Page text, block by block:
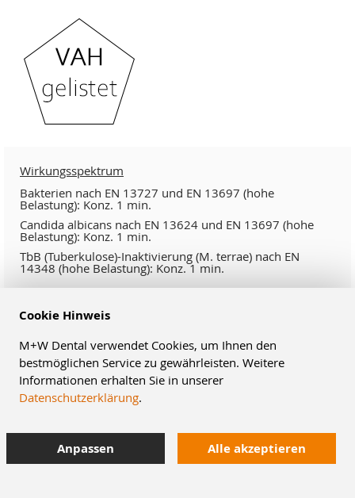
Cookie Hinweis
M+W Dental verwendet Cookies, um Ihnen den
bestmöglichen Service zu gewährleisten. Weitere
Informationen erhalten Sie in unserer
Datenschutzerklärung.
Anpassen Alle akzeptieren
Wirkungsspektrum
Bakterien nach EN 13727 und EN 13697 (hohe
Belastung): Konz. 1 min.
Candida albicans nach EN 13624 und EN 13697 (hohe
Belastung): Konz. 1 min.
TbB (Tuberkulose)-Inaktivierung (M. terrae) nach EN
14348 (hohe Belastung): Konz. 1 min.
Behüllte Viren (z.B. HBV, HIV, HCV) gemäß DVV (2012) mit
hoher Belastung: Konz. 1 min.
Adeno-Viren (EN 14476, hohe Belastung): Konz. 1 min.
Noro-Viren (EN 14476, hohe Belastung): Konz. 1 min.
Rota-Viren (EN 14476, hohe Belastung): Konz. 1 min.
Einwirkzeiten:Wirksamkeit der getränkten Tücher nach
EN 16615 mit hoher Belastung: Konz. 2 min. Bakterien
der VAH, Stand: 02.04.2015, hohe Belastung): Konz.